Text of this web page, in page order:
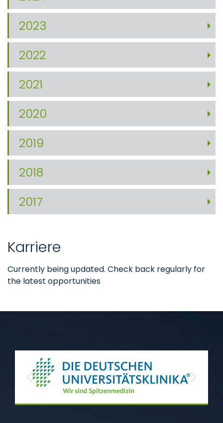
2023
2022
2021
2020
2019
2018
2017
Karriere
Currently being updated. Check back regularly for
the latest opportunities
Previous Next